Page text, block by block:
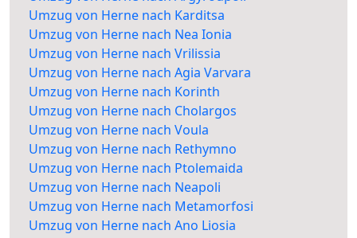
Umzug von Herne nach Karditsa
Umzug von Herne nach Nea Ionia
Umzug von Herne nach Vrilissia
Umzug von Herne nach Agia Varvara
Umzug von Herne nach Korinth
Umzug von Herne nach Cholargos
Umzug von Herne nach Voula
Umzug von Herne nach Rethymno
Umzug von Herne nach Ptolemaida
Umzug von Herne nach Neapoli
Umzug von Herne nach Metamorfosi
Umzug von Herne nach Ano Liosia